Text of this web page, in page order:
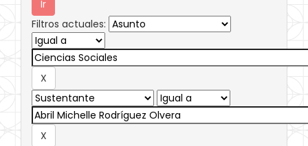
Filtros actuales: